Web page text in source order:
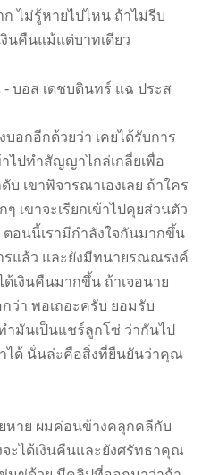
ก ไม่รู้หายไปไหน ถ้าไม่รีบ
งินคืนแม้แต่บาทเดียว
บอกอีกด้วยว่า เคยได้รับการ
ไปทำสัญญาไกล่เกลี่ยเพื่อ
เขาพิจารณาเองเลย ถ้าใคร
เขาจะเรียกเข้าไปคุยส่วนตัว
ตอนนี้เรามีกำลังใจกันมากขึ้น
รแล้ว และยังมีทนายรณณรงค์
ด้เงินคืนมากขึ้น ถ้าเจอนาย
ว่า พอเถอะครับ ยอมรับ
มันเป็นแชร์ลูกโซ่ ว่ากันไป
ได้ นั่นล่ะคือสิ่งที่ยืนยันว่าคุณ
ผมค่อนข้างคลุกคลีกับ
ะได้เงินคืนและยังศรัทธาคุณ